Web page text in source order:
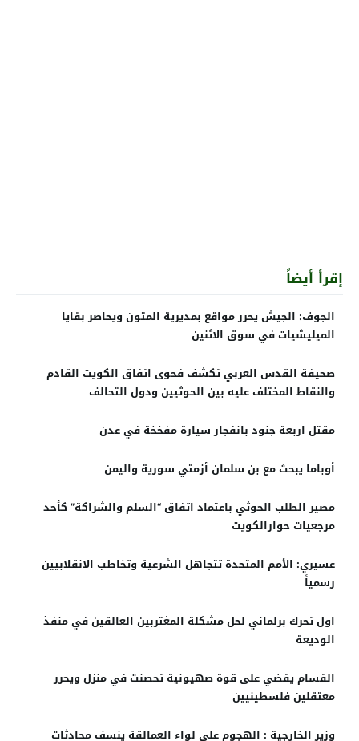
إقرأ أيضاً
الجوف: الجيش يحرر مواقع بمديرية المتون ويحاصر بقايا
الميليشيات في سوق الاثنين
صحيفة القدس العربي تكشف فحوى اتفاق الكويت القادم
والنقاط المختلف عليه بين الحوثيين ودول التحالف
مقتل اربعة جنود بانفجار سيارة مفخخة في عدن
أوباما يبحث مع بن سلمان أزمتي سورية واليمن
مصير الطلب الحوثي باعتماد اتفاق “السلم والشراكة” كأحد
مرجعيات حوارالكويت
عسيري: الأمم المتحدة تتجاهل الشرعية وتخاطب الانقلابيين
رسمياً
اول تحرك برلماني لحل مشكلة المغتربين العالقين في منفذ
الوديعة
القسام يقضي على قوة صهيونية تحصنت في منزل ويحرر
معتقلين فلسطينيين
وزير الخارجية : الهجوم على لواء العمالقة ينسف محادثات